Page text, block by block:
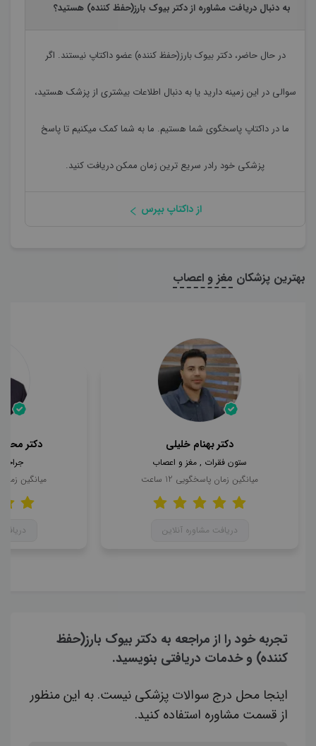
به دنبال دریافت مشاوره از دکتر بیوک بارز(حفظ کننده) هستید؟
در حال حاضر،دکتر بیوک بارز(حفظ کننده) عضو داکتاپ نیستند. اگر
سوالی در این زمینه دارید یا به دنبال اطلاعات بیشتری از پزشک هستید،
ما در داکتاپ پاسخگوی شما هستیم. ما به شما کمک میکنیم تا پاسخ
پزشکی خود رادر سریع ترین زمان ممکن دریافت کنید.
از داکتاپ بپرس
بهترین پزشکان مغز و اعصاب
دکتر بهنام خلیلی
ستون فقرات , مغز و اعصاب
میانگین زمان پاسخگویی 12 ساعت
دریافت مشاوره آنلاین
دکتر
میانگین
تجربه خود را از مراجعه به دکتر بیوک بارز(حفظ
کننده) و خدمات دریافتی بنویسید.
اینجا محل درج سوالات پزشکی نیست. به این منظور
از قسمت مشاوره استفاده کنید.